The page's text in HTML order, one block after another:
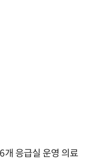
응급실 운영 의료